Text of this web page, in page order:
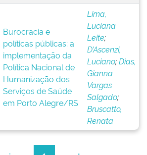
Burocracia e
políticas públicas: a
implementação da
Política Nacional de
Humanização dos
Serviços de Saúde
em Porto Alegre/RS
Lima,
Luciana
Leite;
D’Ascenzi,
Luciano;Dias,
Gianna
Vargas
Salgado;
Bruscatto,
Renata